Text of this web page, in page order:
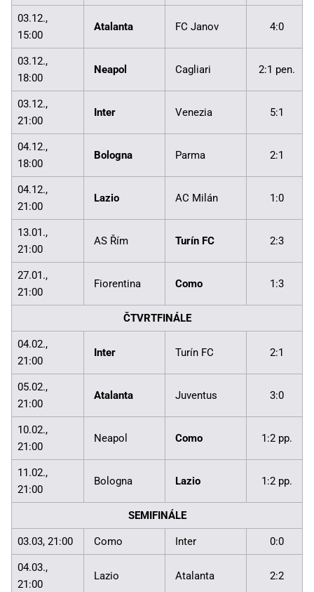
03.12.,
15:00
Atalanta FC Janov 4:0
03.12.,
18:00
Neapol Cagliari 2:1 pen.
03.12.,
21:00
Inter Venezia 5:1
04.12.,
18:00
Bologna Parma 2:1
04.12.,
21:00
Lazio AC Milán 1:0
13.01.,
21:00
AS Řím Turín FC 2:3
27.01.,
21:00
Fiorentina Como 1:3
ČTVRTFINÁLE
04.02.,
21:00
Inter Turín FC 2:1
05.02.,
21:00
Atalanta Juventus 3:0
10.02.,
21:00
Neapol Como 1:2 pp.
11.02.,
21:00
Bologna Lazio 1:2 pp.
SEMIFINÁLE
03.03, 21:00 Como Inter 0:0
04.03.,
21:00
Lazio Atalanta 2:2